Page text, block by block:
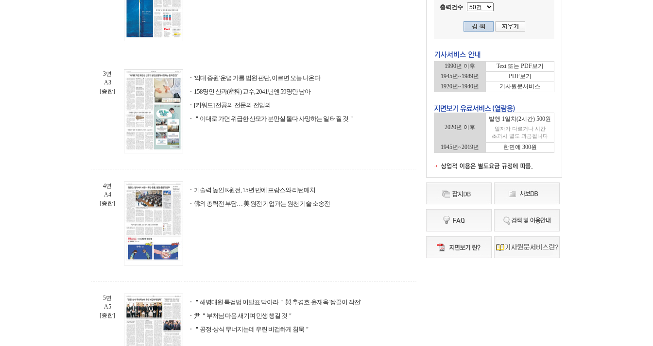
3면
A3
[종합]
'의대 증원' 운명 가를 법원 판단, 이르면 오늘 나온다
158명인 산과(産科) 교수, 2041년엔 59명만 남아
[키워드] 전공의·전문의·전임의
＂이대로 가면 위급한 산모가 분만실 돌다 사망하는 일 터질 것＂
4면
A4
[종합]
기술력 높인 K원전, 15년 만에 프랑스와 리턴매치
佛의 총력전 부담… 美 원전 기업과는 원천 기술 소송전
5면
A5
[종합]
＂해병대원 특검법 이탈표 막아라＂ 與 추경호·윤재옥 '쌍끌이 작전'
尹 ＂부처님 마음 새기며 민생 챙길 것＂
＂공정·상식 무너지는데 우린 비겁하게 침묵＂